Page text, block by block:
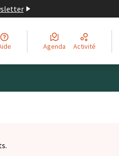
Aide Agenda Activité